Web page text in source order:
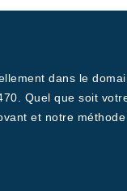
dans le
Quel que soit
et notre méthode